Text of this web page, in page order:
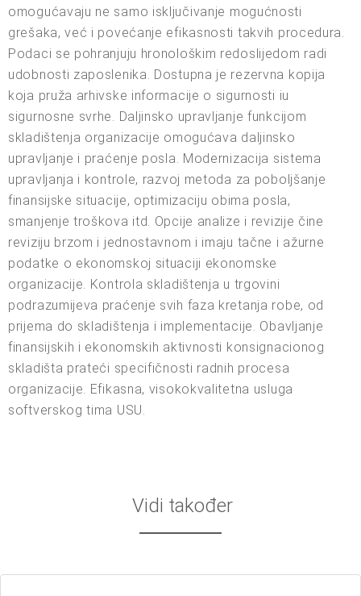
omogućavaju ne samo isključivanje mogućnosti
grešaka, već i povećanje efikasnosti takvih procedura.
Podaci se pohranjuju hronološkim redoslijedom radi
udobnosti zaposlenika. Dostupna je rezervna kopija
koja pruža arhivske informacije o sigurnosti iu
sigurnosne svrhe. Daljinsko upravljanje funkcijom
skladištenja organizacije omogućava daljinsko
upravljanje i praćenje posla. Modernizacija sistema
upravljanja i kontrole, razvoj metoda za poboljšanje
finansijske situacije, optimizaciju obima posla,
smanjenje troškova itd. Opcije analize i revizije čine
reviziju brzom i jednostavnom i imaju tačne i ažurne
podatke o ekonomskoj situaciji ekonomske
organizacije. Kontrola skladištenja u trgovini
podrazumijeva praćenje svih faza kretanja robe, od
prijema do skladištenja i implementacije. Obavljanje
finansijskih i ekonomskih aktivnosti konsignacionog
skladišta prateći specifičnosti radnih procesa
organizacije. Efikasna, visokokvalitetna usluga
softverskog tima USU.
Vidi također